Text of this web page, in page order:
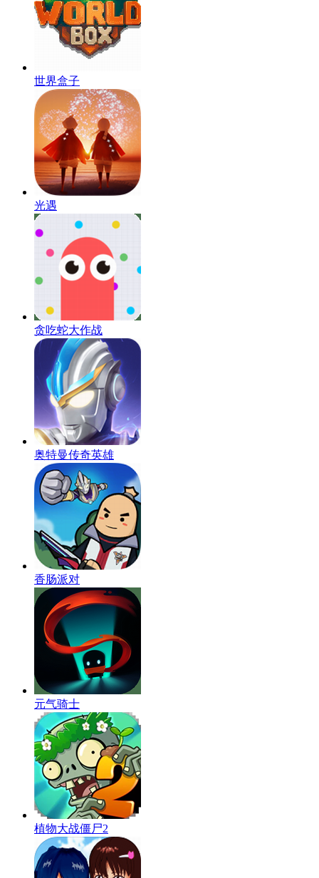
世界盒子
光遇
贪吃蛇大作战
奥特曼传奇英雄
香肠派对
元气骑士
植物大战僵尸2